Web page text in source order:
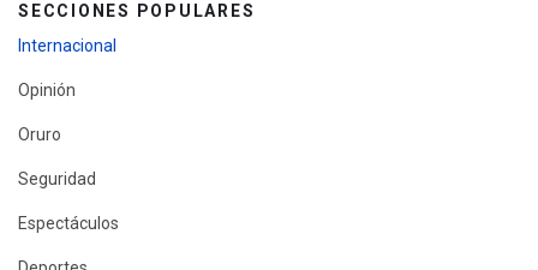
SECCIONES POPULARES
Internacional
Opinión
Oruro
Seguridad
Espectáculos